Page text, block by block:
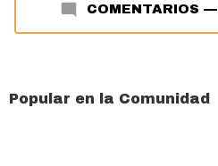
COMENTARIOS —
Popular en la Comunidad